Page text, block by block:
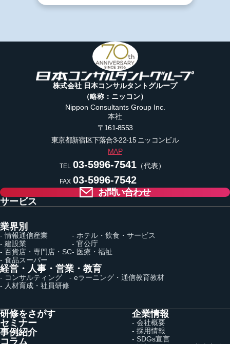
株式会社 日本コンサルタントグループ
（略称：ニッコン）
Nippon Consultants Group Inc.
本社
〒161-8553
東京都新宿区下落合3-22-15ニッコンビル
MAP
TEL 03-5996-7541（代表）
FAX 03-5996-7542
お問い合わせ
サービス
業界別
- 情報通信産業
- 建設業
- 百貨店・専門店・SC
- 食品スーパー
- ホテル・飲食・サービス
- 官公庁
- 医療・福祉
経営・人事・営業・教育
- コンサルティング
- 人材育成・社員研修
- eラーニング・通信教育教材
研修をさがす
セミナー
事例紹介
コラム
企業情報
- 会社概要
- 採用情報
- SDGs宣言